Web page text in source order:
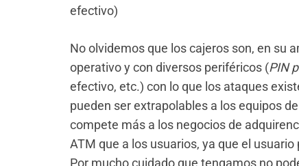
efectivo)
No olvidemos que los cajeros son, en su
operativo y con diversos periféricos (PIN
efectivo, etc.) con lo que los ataques
pueden ser extrapolables a los equipos
compete más a los negocios de
ATM que a los usuarios, ya que el
Por mucho cuidado que tengamos no